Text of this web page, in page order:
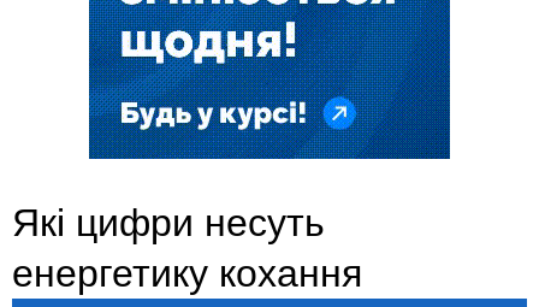
Які цифри несуть
енергетику кохання